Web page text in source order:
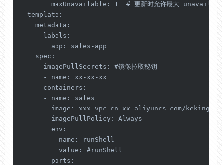
maxUnavailable: 1  # 更新时允许最大
  template:
    metadata:
      labels:
        app: sales-app
    spec:
      imagePullSecrets: #镜像拉取秘钥
      - name: xx-xx-xx
      containers:
      - name: sales
image: xxx-vpc.cn-xx.aliyuncs.com/keking/
        imagePullPolicy: Always
        env:
        - name: runShell
          value: #runShell
        ports: